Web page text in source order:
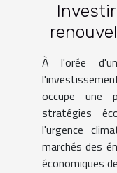
À l'orée
occupe une
stratégies
l'urgence
marchés des
économiques